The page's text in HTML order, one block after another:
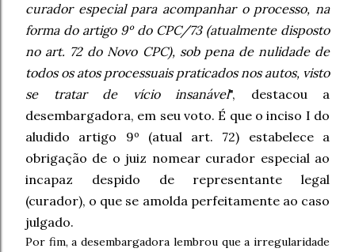
curador especial para acompanhar o processo, na
forma do artigo 9º do CPC/73 (atualmente disposto
no art. 72 do Novo CPC), sob pena de nulidade de
todos os atos processuais praticados nos autos, visto
se tratar de vício insanável", destacou a
desembargadora, em seu voto. É que o inciso I do
aludido artigo 9º (atual art. 72) estabelece a
obrigação de o juiz nomear curador especial ao
incapaz despido de representante legal
(curador), o que se amolda perfeitamente ao caso
julgado.
Por fim, a desembargadora lembrou que a irregularidade